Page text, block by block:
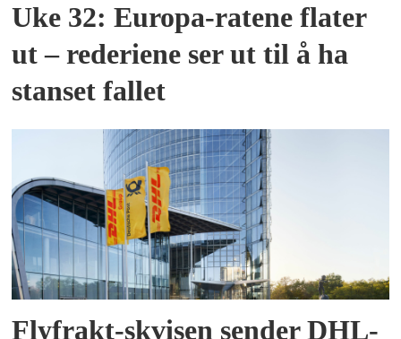
Uke 32: Europa-ratene flater
ut – rederiene ser ut til å ha
stanset fallet
Flyfrakt-skvisen sender DHL-